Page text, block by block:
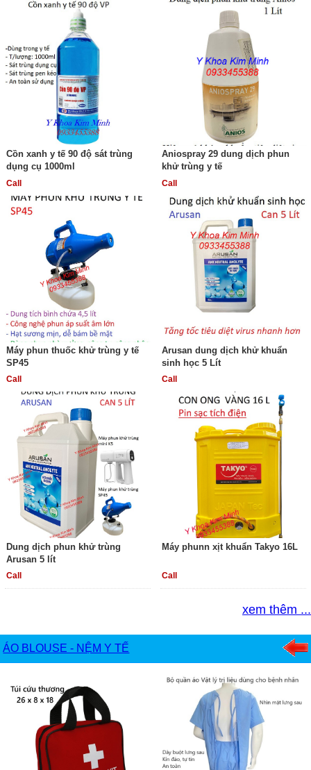
Cồn xanh y tế 90 độ sát trùng
dụng cụ 1000ml
Call
Aniospray 29 dung dịch phun
khử trùng y tế
Call
Máy phun thuốc khử trùng y tế
SP45
Call
Arusan dung dịch khử khuẩn
sinh học 5 Lít
Call
Dung dịch phun khử trùng
Arusan 5 lít
Call
Máy phunn xịt khuẩn Takyo 16L
Call
xem thêm ...
ÁO BLOUSE - NỆM Y TẾ